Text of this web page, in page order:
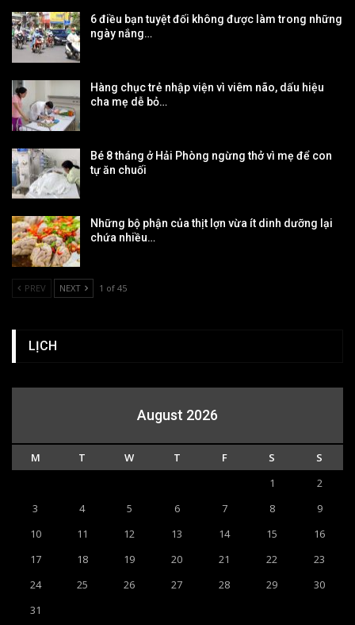
6 điều bạn tuyệt đối không được làm trong những
ngày nắng…
Hàng chục trẻ nhập viện vì viêm não, dấu hiệu
cha mẹ dễ bỏ…
Bé 8 tháng ở Hải Phòng ngừng thở vì mẹ để con
tự ăn chuối
Những bộ phận của thịt lợn vừa ít dinh dưỡng lại
chứa nhiều…
PREV NEXT 1 of 45
LỊCH
August 2026
M T W T F S
S
1
2
3
4 5 6 7 8
9
10
11 12 13 14 15
16
17
18 19 20 21 22
23
24
25 26 27 28 29
30
31